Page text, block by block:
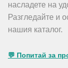
насладете на
Разгледайте и
нашия каталог.
💬 Попитай за